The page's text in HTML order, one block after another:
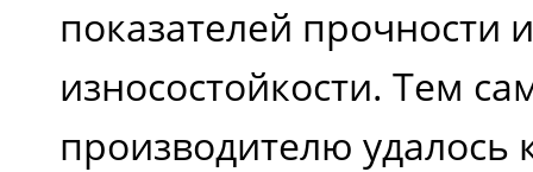
показателей прочности и
износостойкости. Тем
производителю удалось